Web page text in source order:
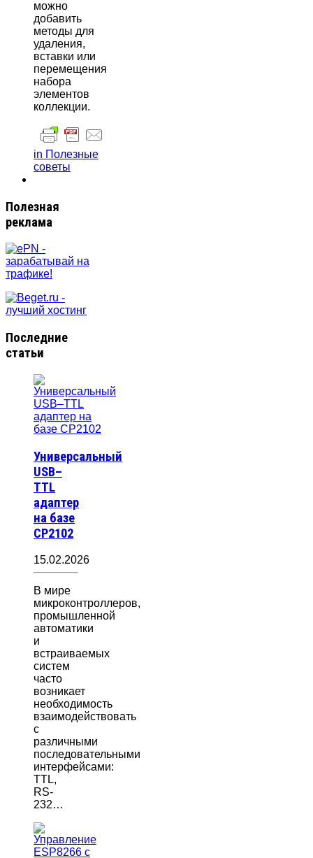
можно
добавить
методы для
удаления,
вставки или
перемещения
набора
элементов
коллекции.
in Полезные
советы
Полезная
реклама
Последние
статьи
Универсальный
USB–
TTL
адаптер
на базе
CP2102
15.02.2026
В мире
микроконтроллеров,
промышленной
автоматики
и
встраиваемых
систем
часто
возникает
необходимость
взаимодействовать
с
различными
последовательными
интерфейсами:
TTL,
RS-
232…